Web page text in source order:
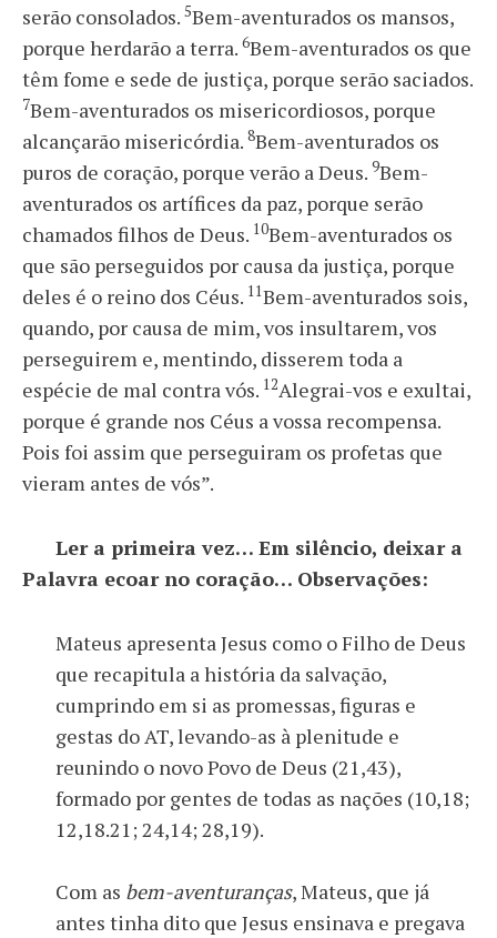
serão consolados. 5Bem-aventurados os mansos,
porque herdarão a terra. 6Bem-aventurados os que
têm fome e sede de justiça, porque serão saciados.
7Bem-aventurados os misericordiosos, porque
alcançarão misericórdia. 8Bem-aventurados os
puros de coração, porque verão a Deus. 9Bem-
aventurados os artífices da paz, porque serão
chamados filhos de Deus. 10Bem-aventurados os
que são perseguidos por causa da justiça, porque
deles é o reino dos Céus. 11Bem-aventurados sois,
quando, por causa de mim, vos insultarem, vos
perseguirem e, mentindo, disserem toda a
espécie de mal contra vós. 12Alegrai-vos e exultai,
porque é grande nos Céus a vossa recompensa.
Pois foi assim que perseguiram os profetas que
vieram antes de vós”.
Ler a primeira vez… Em silêncio, deixar a
Palavra ecoar no coração… Observações:
Mateus apresenta Jesus como o Filho de Deus
que recapitula a história da salvação,
cumprindo em si as promessas, figuras e
gestas do AT, levando-as à plenitude e
reunindo o novo Povo de Deus (21,43),
formado por gentes de todas as nações (10,18;
12,18.21; 24,14; 28,19).
Com as bem-aventuranças, Mateus, que já
antes tinha dito que Jesus ensinava e pregava